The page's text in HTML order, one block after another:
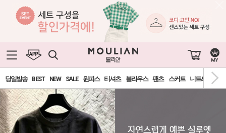
0
당일발송 BEST NEW SALE 원피스 티셔츠 블라우스 팬츠 스커트 니트&가디건